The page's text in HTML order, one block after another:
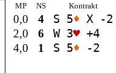
MP NS Kontrakt
0,0 4 S 5♦ X -2
2,0
6 W 3♥+4
4,0
1 S 5♦ -2